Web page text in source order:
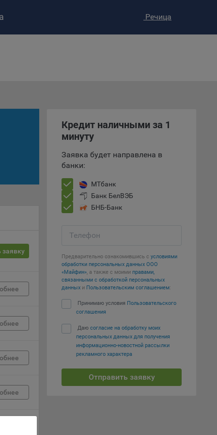
если
Речица
заявку
Кредит наличными за 1
минуту
Заявка будет направлена в
банки:
МТбанк
Банк БелВЭБ
БНБ-Банк
Телефон
Предварительно ознакомившись с условиями
обработки персональных данных ООО
«Майфин», а также с моими правами,
связанными с обработкой персональных
данных и Пользовательским соглашением:
Принимаю условия Пользовательского
соглашения
Даю согласие на обработку моих
персональных данных для получения
информационно-новостной рассылки
рекламного характера
Отправить заявку